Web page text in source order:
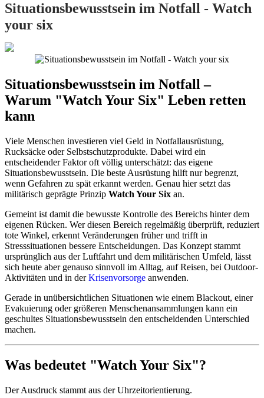
Situationsbewusstsein im Notfall - Watch
your six
Situationsbewusstsein im Notfall –
Warum "Watch Your Six" Leben retten
kann
Viele Menschen investieren viel Geld in Notfallausrüstung,
Rucksäcke oder Selbstschutzprodukte. Dabei wird ein
entscheidender Faktor oft völlig unterschätzt: das eigene
Situationsbewusstsein. Die beste Ausrüstung hilft nur begrenzt,
wenn Gefahren zu spät erkannt werden. Genau hier setzt das
militärisch geprägte Prinzip Watch Your Six an.
Gemeint ist damit die bewusste Kontrolle des Bereichs hinter dem
eigenen Rücken. Wer diesen Bereich regelmäßig überprüft, reduziert
tote Winkel, erkennt Veränderungen früher und trifft in
Stresssituationen bessere Entscheidungen. Das Konzept stammt
ursprünglich aus der Luftfahrt und dem militärischen Umfeld, lässt
sich heute aber genauso sinnvoll im Alltag, auf Reisen, bei Outdoor-
Aktivitäten und in derKrisenvorsorge anwenden.
Gerade in unübersichtlichen Situationen wie einem Blackout, einer
Evakuierung oder größeren Menschenansammlungen kann ein
geschultes Situationsbewusstsein den entscheidenden Unterschied
machen.
Was bedeutet "Watch Your Six"?
Der Ausdruck stammt aus der Uhrzeitorientierung.